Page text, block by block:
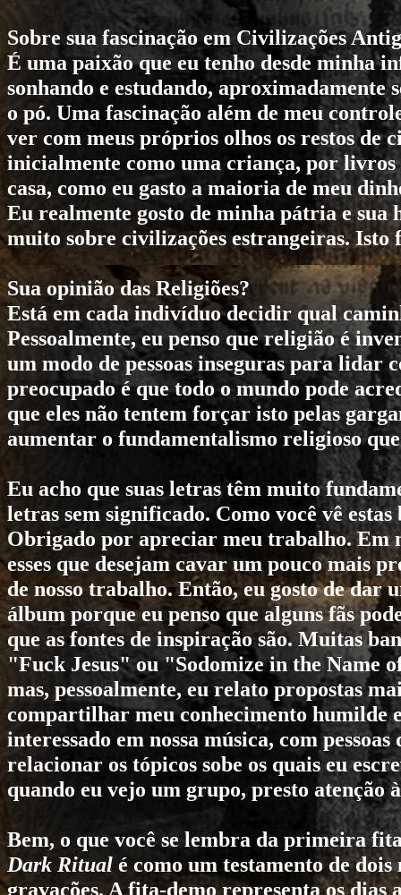
Sobre sua fascinação em Civilizações
É uma paixão que eu tenho desde minha
sonhando e estudando, aproximadamente
o pó. Uma fascinação além de meu
ver com meus próprios olhos os restos de
inicialmente como uma criança, por
casa, como eu gasto a maioria de meu
Eu realmente gosto de minha pátria e sua
muito sobre civilizações estrangeiras. Isto
Sua opinião das Religiões?
Está em cada indivíduo decidir qual
Pessoalmente, eu penso que religião é
um modo de pessoas inseguras para lidar
preocupado é que todo o mundo pode
que eles não tentem forçar isto pelas
aumentar o fundamentalismo religioso
Eu acho que suas letras têm muito
letras sem significado. Como você vê estas
Obrigado por apreciar meu trabalho. Em
esses que desejam cavar um pouco mais
de nosso trabalho. Então, eu gosto de dar
álbum porque eu penso que alguns fãs
que as fontes de inspiração são. Muitas
"Fuck Jesus" ou "Sodomize in the Name
mas, pessoalmente, eu relato propostas
compartilhar meu conhecimento humilde e
interessado em nossa música, com
relacionar os tópicos sobe os quais eu
quando eu vejo um grupo, presto atenção
Bem, o que você se lembra da primeira
Dark Ritual é como um testamento de
gravações. A fita-demo representa os dias